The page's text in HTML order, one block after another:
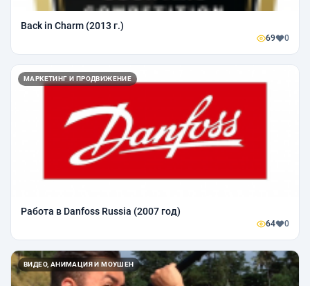
Back in Charm (2013 г.)
69 0
МАРКЕТИНГ И ПРОДВИЖЕНИЕ
Работа в Danfoss Russia (2007 год)
64 0
ВИДЕО, АНИМАЦИЯ И МОУШЕН